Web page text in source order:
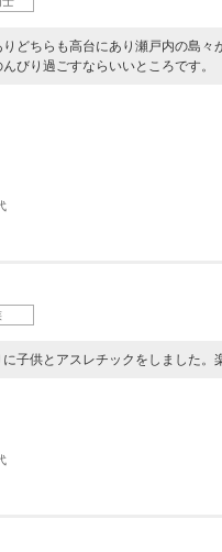
どちらも高台にあり瀬戸内の島々
びり過ごすならいいところです。
子供とアスレチックをしました。